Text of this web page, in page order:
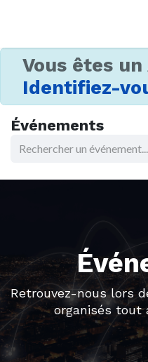
Vous êtes
Identifiez-
Événements
Retrouvez-nous lors
organisés tout